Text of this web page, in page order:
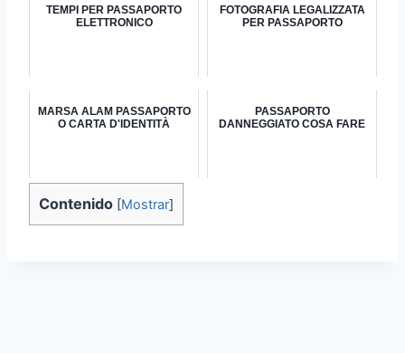
TEMPI PER PASSAPORTO
ELETTRONICO
FOTOGRAFIA LEGALIZZATA
PER PASSAPORTO
MARSA ALAM PASSAPORTO
O CARTA D'IDENTITÀ
PASSAPORTO
DANNEGGIATO COSA FARE
Contenido [Mostrar]